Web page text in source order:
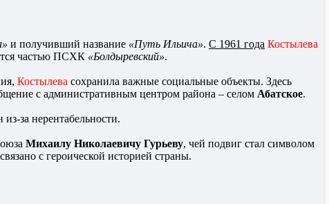
и получивший название «Путь Ильича». С 1961 года Костылева
частью ПСХК «Болдыревский».
Костылева сохранила важные социальные объекты. Здесь
с административным центром района – селом Абатское.
за нерентабельности.
Михаилу Николаевичу Гурьеву, чей подвиг стал символом
с героической историей страны.